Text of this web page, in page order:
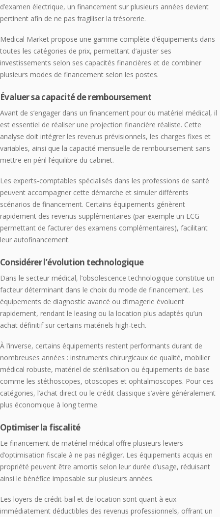
d’examen électrique, un financement sur plusieurs années devient
pertinent afin de ne pas fragiliser la trésorerie.
Medical Market propose une gamme complète d’équipements dans
toutes les catégories de prix, permettant d’ajuster ses
investissements selon ses capacités financières et de combiner
plusieurs modes de financement selon les postes.
Évaluer sa capacité de remboursement
Avant de s’engager dans un financement pour du matériel médical, il
est essentiel de réaliser une projection financière réaliste. Cette
analyse doit intégrer les revenus prévisionnels, les charges fixes et
variables, ainsi que la capacité mensuelle de remboursement sans
mettre en péril l’équilibre du cabinet.
Les experts-comptables spécialisés dans les professions de santé
peuvent accompagner cette démarche et simuler différents
scénarios de financement. Certains équipements génèrent
rapidement des revenus supplémentaires (par exemple un ECG
permettant de facturer des examens complémentaires), facilitant
leur autofinancement.
Considérer l’évolution technologique
Dans le secteur médical, l’obsolescence technologique constitue un
facteur déterminant dans le choix du mode de financement. Les
équipements de diagnostic avancé ou d’imagerie évoluent
rapidement, rendant le leasing ou la location plus adaptés qu’un
achat définitif sur certains matériels high-tech.
À l’inverse, certains équipements restent performants durant de
nombreuses années : instruments chirurgicaux de qualité, mobilier
médical robuste, matériel de stérilisation ou équipements de base
comme les stéthoscopes, otoscopes et ophtalmoscopes. Pour ces
catégories, l’achat direct ou le crédit classique s’avère généralement
plus économique à long terme.
Optimiser la fiscalité
Le financement de matériel médical offre plusieurs leviers
d’optimisation fiscale à ne pas négliger. Les équipements acquis en
propriété peuvent être amortis selon leur durée d’usage, réduisant
ainsi le bénéfice imposable sur plusieurs années.
Les loyers de crédit-bail et de location sont quant à eux
immédiatement déductibles des revenus professionnels, offrant un